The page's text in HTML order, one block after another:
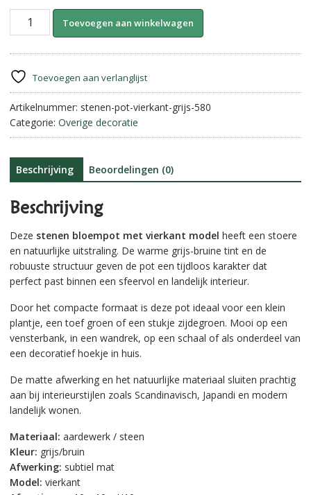
Stenen
||
10
x
H10
cm
Toevoegen aan winkelwagen
n
a
i
:
Toevoegen aan verlanglijst
Artikelnummer: stenen-pot-vierkant-grijs-580
Categorie: Overige decoratie
Beschrijving Beoordelingen (0)
Beschrijving
Deze stenen bloempot met vierkant model heeft een stoere
en natuurlijke uitstraling. De warme grijs-bruine tint en de
robuuste structuur geven de pot een tijdloos karakter dat
perfect past binnen een sfeervol en landelijk interieur.
Door het compacte formaat is deze pot ideaal voor een klein
plantje, een toef groen of een stukje zijdegroen. Mooi op een
vensterbank, in een wandrek, op een schaal of als onderdeel van
een decoratief hoekje in huis.
De matte afwerking en het natuurlijke materiaal sluiten prachtig
aan bij interieurstijlen zoals Scandinavisch, Japandi en modern
landelijk wonen.
Materiaal: aardewerk / steen
Kleur: grijs/bruin
Afwerking: subtiel mat
Model: vierkant